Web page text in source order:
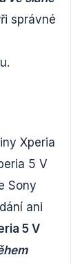
správné
Xperia
5 V
Sony
ani
5 V